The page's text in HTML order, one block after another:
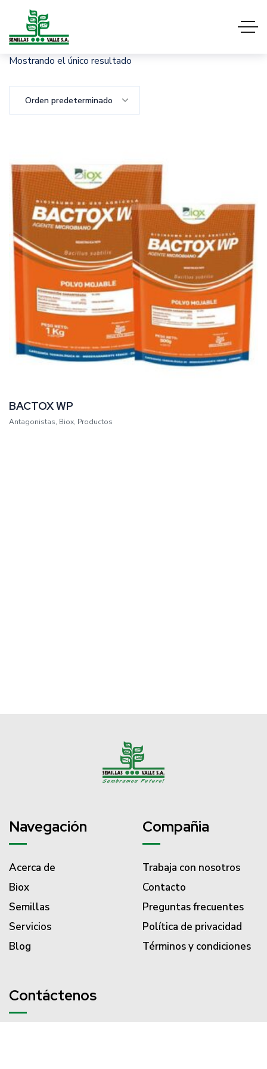
Mostrando el único resultado
Orden predeterminado
BACTOX WP
Antagonistas, Biox, Productos
Navegación
Acerca de
Biox
Semillas
Servicios
Blog
Compañia
Trabaja con nosotros
Contacto
Preguntas frecuentes
Política de privacidad
Términos y condiciones
Contáctenos